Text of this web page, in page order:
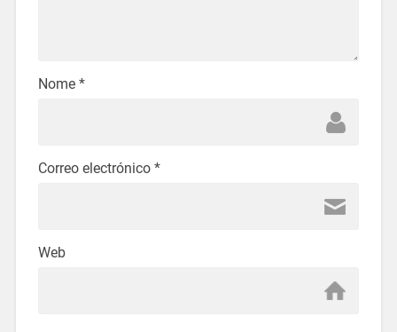
Nome *
Correo electrónico *
Web